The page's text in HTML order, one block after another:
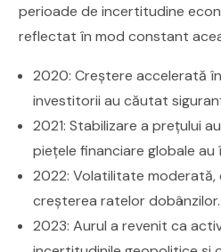
perioade de incertitudine
reflectat în mod constant
2020: Creștere accelerată
investitorii au căutat
2021: Stabilizare a prețului
piețele financiare globale
2022: Volatilitate moderată,
creșterea ratelor dobânzilor.
2023: Aurul a revenit ca